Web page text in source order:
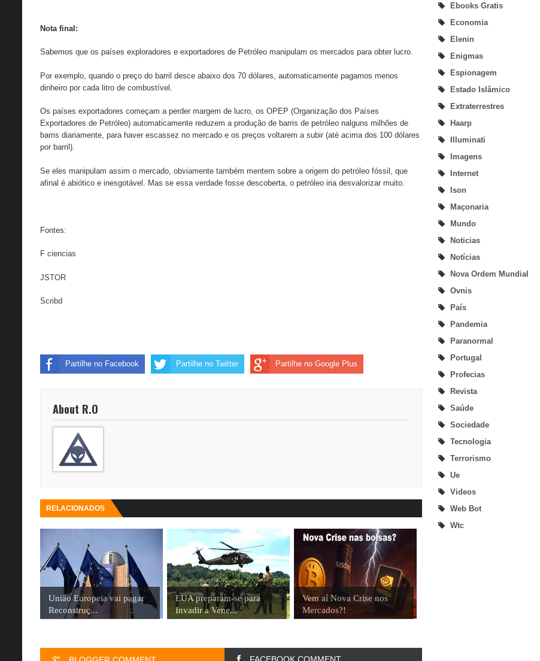
Ebooks Gratis
Economia
Elenin
Enigmas
Espionagem
Estado Islâmico
Extraterrestres
Haarp
Illuminati
Imagens
Internet
Ison
Maçonaria
Mundo
Noticias
Notícias
Nova Ordem Mundial
Ovnis
País
Pandemia
Paranormal
Portugal
Profecias
Revista
Saúde
Sociedade
Tecnologia
Terrorismo
Ue
Videos
Web Bot
Wtc
Nota final:
Sabemos que os países exploradores e exportadores de Petróleo manipulam os mercados para obter lucro.
Por exemplo, quando o preço do barril desce abaixo dos 70 dólares, automaticamente pagamos menos
dinheiro por cada litro de combustível.
Os países exportadores começam a perder margem de lucro, os OPEP (Organização dos Países
Exportadores de Petróleo) automaticamente reduzem a produção de barris de petróleo nalguns milhões de
barris diariamente, para haver escassez no mercado e os preços voltarem a subir (até acima dos 100 dólares
por barril).
Se eles manipulam assim o mercado, obviamente também mentem sobre a origem do petróleo fóssil, que
afinal é abiótico e inesgotável. Mas se essa verdade fosse descoberta, o petróleo iria desvalorizar muito.
Fontes:
F ciencias
JSTOR
Scribd
Partilhe no Facebook Partilhe no Twitter Partilhe no Google Plus
About R.O
RELACIONADOS
Uniâo Europeia vai pagar
Reconstruç...
EUA preparam-se para
Invadir a Vene...
Vem aí Nova Crise nos
Mercados?!